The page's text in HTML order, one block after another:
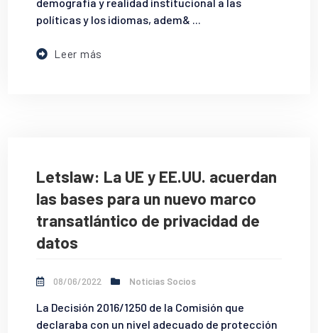
políticas y los idiomas, adem& ...
Leer más
Letslaw: La UE y EE.UU. acuerdan
las bases para un nuevo marco
transatlántico de privacidad de
datos
08/06/2022 Noticias Socios
La Decisión 2016/1250 de la Comisión que
declaraba con un nivel adecuado de protección